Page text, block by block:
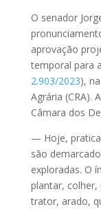
O senador
aprovação
temporal para
2.903/2023),
Agrária (CRA).
Câmara dos
— Hoje,
são
exploradas. O
plantar, colher,
trator, arado,